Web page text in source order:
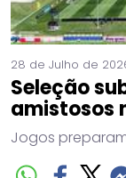
28 de Julho de
Seleção
amistosos
Jogos